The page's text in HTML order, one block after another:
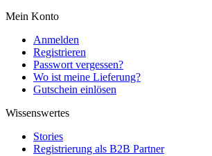
Mein Konto
Anmelden
Registrieren
Passwort vergessen?
Wo ist meine Lieferung?
Gutschein einlösen
Wissenswertes
Stories
Registrierung als B2B Partner